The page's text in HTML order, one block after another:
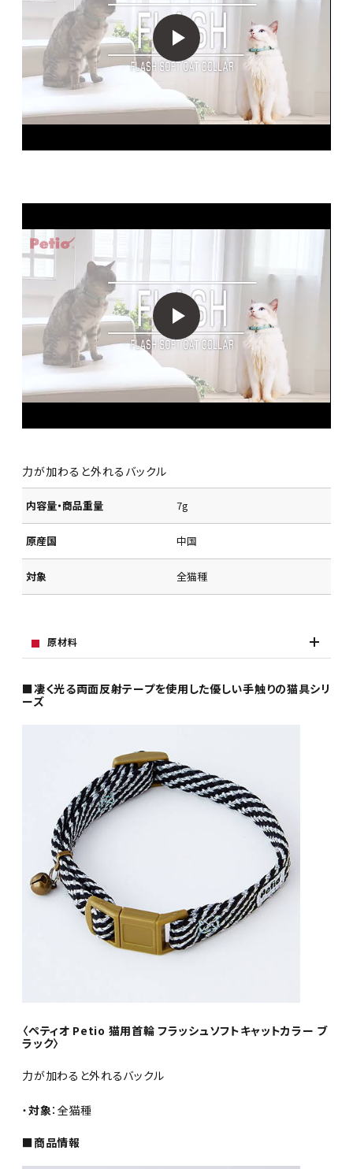
力が加わると外れるバックル
内容量・商品重量 7g
原産国 中国
対象 全猫種
原材料
■凄く光る両面反射テープを使用した優しい手触りの猫具シリ
ーズ
〈ペティオ Petio 猫用首輪 フラッシュソフトキャットカラー ブ
ラック〉
力が加わると外れるバックル
・対象：全猫種
■商品情報